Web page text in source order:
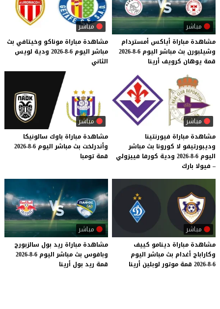
مباشر
مشاهدة مباراة أياكس أمستردام
وشيلبورن بث مباشر اليوم 6-8-2026
قمة يوهان كرويف أرينا
مباشر
مشاهدة مباراة موناكو وخيتافي بث
مباشر اليوم 6-8-2026 ودية لويس
الثاني
مباشر
مشاهدة مباراة فيورنتينا
وديبورتيفو لا كورونا بث مباشر
اليوم 6-8-2026 ودية كورفا فييزولي
– فيولا بارك
مباشر
مشاهدة مباراة باوك سالونيكا
وأندرلخت بث مباشر اليوم 6-8-2026
قمة تومبا
مباشر
مشاهدة مباراة دينامو كييف
وكاراباج أغدام بث مباشر اليوم
6-8-2026
قمة موتور لوبلين أرينا
مباشر
مشاهدة مباراة ريد بول سالزبورج
وبافوس بث مباشر اليوم 6-8-2026
قمة ريد بول أرينا